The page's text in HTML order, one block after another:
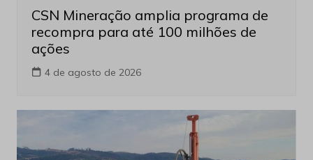
CSN Mineração amplia programa de
recompra para até 100 milhões de
ações
4 de agosto de 2026